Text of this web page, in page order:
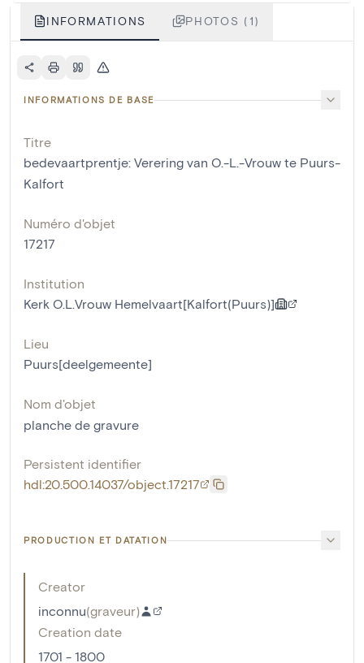
INFORMATIONS PHOTOS (1)
INFORMATIONS DE BASE
Titre
bedevaartprentje: Verering van O.-L.-Vrouw te Puurs-
Kalfort
Numéro d'objet
17217
Institution
Kerk O.L.Vrouw Hemelvaart[Kalfort(Puurs)]
Lieu
Puurs[deelgemeente]
Nom d'objet
planche de gravure
Persistent identifier
hdl:20.500.14037/object.17217
PRODUCTION ET DATATION
Creator
inconnu(graveur)
Creation date
1701 - 1800